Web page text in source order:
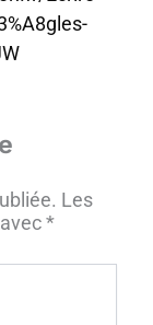
Les
*